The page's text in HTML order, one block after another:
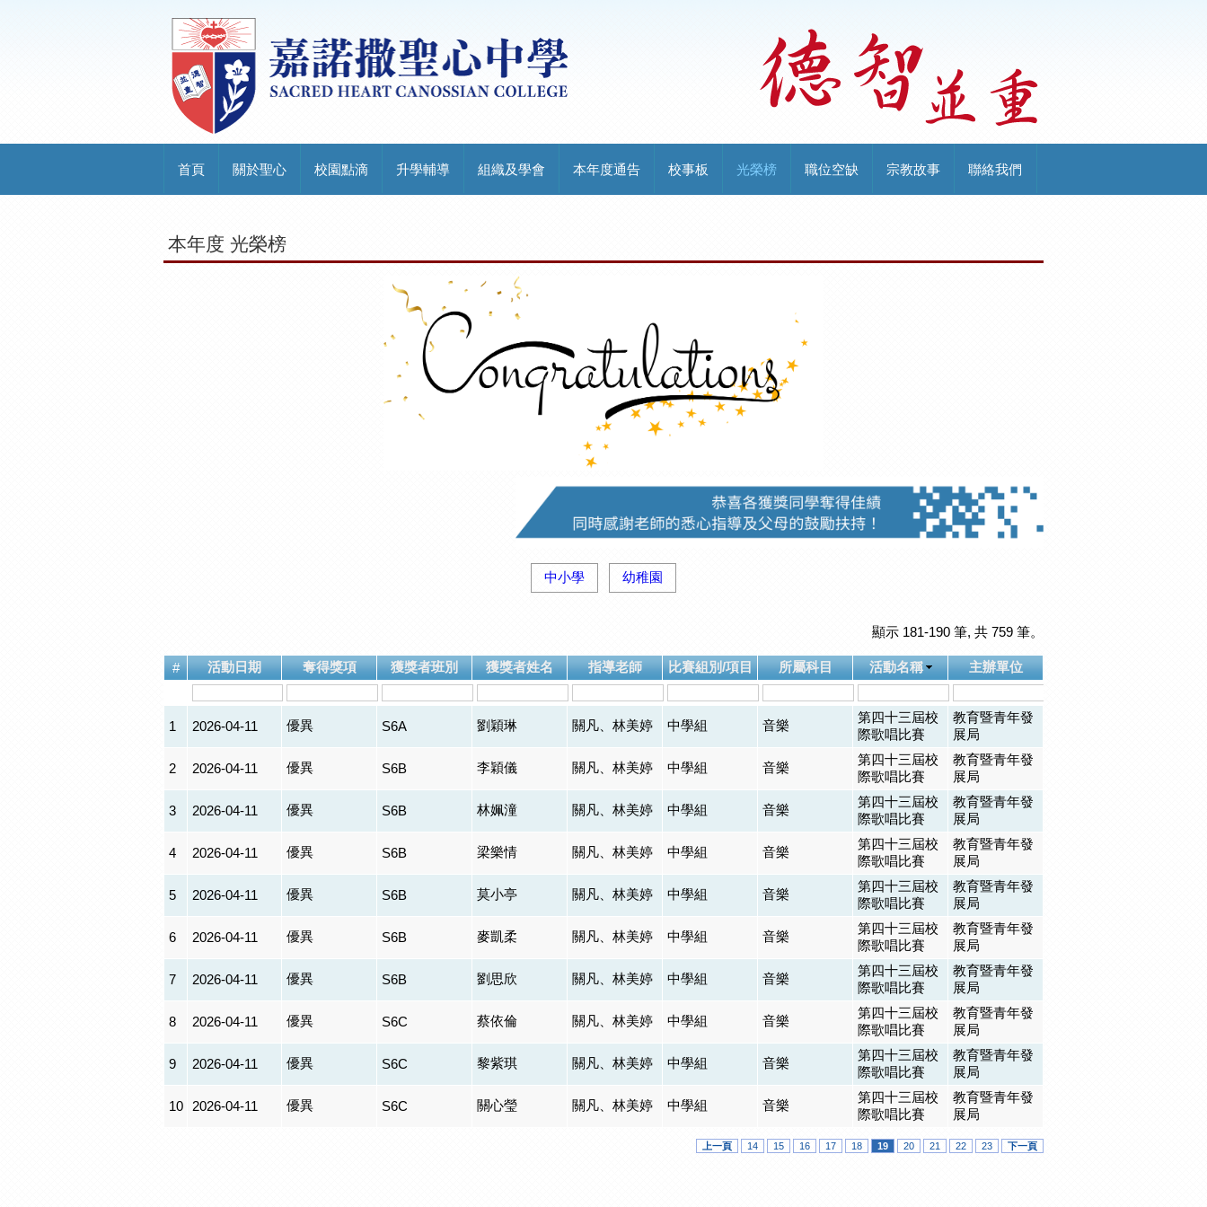
首頁 關於聖心 校園點滴 升學輔導 組織及學會 本年度通告 校事板 光榮榜 職位空缺 宗教故事 聯絡我們
本年度 光榮榜
中小學 幼稚園
顯示 181-190 筆, 共 759 筆。
# 活動日期 奪得獎項 獲獎者班別 獲獎者姓名 指導老師 比賽組別/項目 所屬科目 活動名稱 主辦單位
1 2026-04-11 優異 S6A 劉穎琳 關凡、林美婷 中學組 音樂
第四十三屆校
際歌唱比賽
教育暨青年發
展局
2 2026-04-11 優異 S6B 李穎儀 關凡、林美婷 中學組 音樂
第四十三屆校
際歌唱比賽
教育暨青年發
展局
3 2026-04-11 優異 S6B 林姵潼 關凡、林美婷 中學組 音樂
第四十三屆校
際歌唱比賽
教育暨青年發
展局
4 2026-04-11 優異 S6B 梁樂情 關凡、林美婷 中學組 音樂
第四十三屆校
際歌唱比賽
教育暨青年發
展局
5 2026-04-11 優異 S6B 莫小亭 關凡、林美婷 中學組 音樂
第四十三屆校
際歌唱比賽
教育暨青年發
展局
6 2026-04-11 優異 S6B 麥凱柔 關凡、林美婷 中學組 音樂
第四十三屆校
際歌唱比賽
教育暨青年發
展局
7 2026-04-11 優異 S6B 劉思欣 關凡、林美婷 中學組 音樂
第四十三屆校
際歌唱比賽
教育暨青年發
展局
8 2026-04-11 優異 S6C 蔡依倫 關凡、林美婷 中學組 音樂
第四十三屆校
際歌唱比賽
教育暨青年發
展局
9 2026-04-11 優異 S6C 黎紫琪 關凡、林美婷 中學組 音樂
第四十三屆校
際歌唱比賽
教育暨青年發
展局
10 2026-04-11 優異 S6C 關心瑩 關凡、林美婷 中學組 音樂
第四十三屆校
際歌唱比賽
教育暨青年發
展局
上一頁 14 15 16 17 18 19 20 21 22 23 下一頁